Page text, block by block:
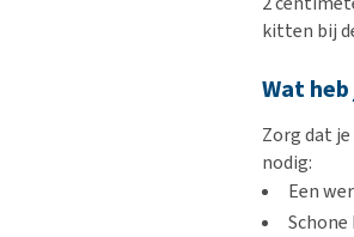
kitten bij
Wat
Zorg dat
nodig:
Een
Schone